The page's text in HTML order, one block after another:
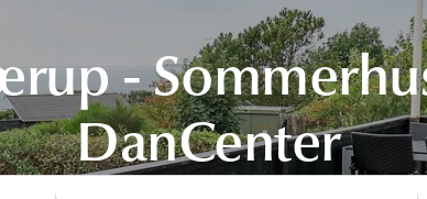
-
DanCenter